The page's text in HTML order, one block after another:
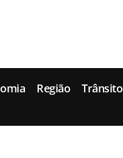
Região Trânsito